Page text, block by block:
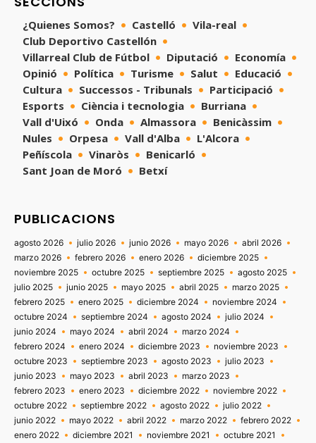
¿Quienes Somos? Castelló
Vila-real
Club Deportivo Castellón
Villarreal Club de Fútbol
Diputació
Economía
Opinió
Política Turisme Salut
Educació
Cultura
Successos - Tribunals
Participació
Esports
Ciència i tecnologia
Burriana
Vall d'Uixó
Onda Almassora
Benicàssim
Nules
Orpesa Vall d'Alba
L'Alcora
Peñíscola
Vinaròs
Benicarló
Sant Joan de Moró
Betxí
PUBLICACIONS
agosto 2026 julio 2026 junio 2026 mayo 2026
abril 2026
marzo 2026
febrero 2026 enero 2026
diciembre 2025
noviembre 2025
octubre 2025 septiembre 2025
agosto 2025
julio 2025
junio 2025 mayo 2025 abril 2025
marzo 2025
febrero 2025
enero 2025 diciembre 2024
noviembre 2024
octubre 2024
septiembre 2024 agosto 2024
julio 2024
junio 2024
mayo 2024 abril 2024
marzo 2024
febrero 2024
enero 2024 diciembre 2023
noviembre 2023
octubre 2023
septiembre 2023 agosto 2023
julio 2023
junio 2023
mayo 2023 abril 2023
marzo 2023
febrero 2023
enero 2023 diciembre 2022
noviembre 2022
octubre 2022
septiembre 2022 agosto 2022
julio 2022
junio 2022
mayo 2022 abril 2022 marzo 2022
febrero 2022
enero 2022
diciembre 2021 noviembre 2021
octubre 2021